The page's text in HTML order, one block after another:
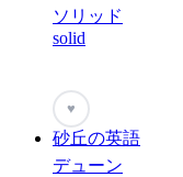
ソリッド
solid
♥
砂丘の英語
デューン